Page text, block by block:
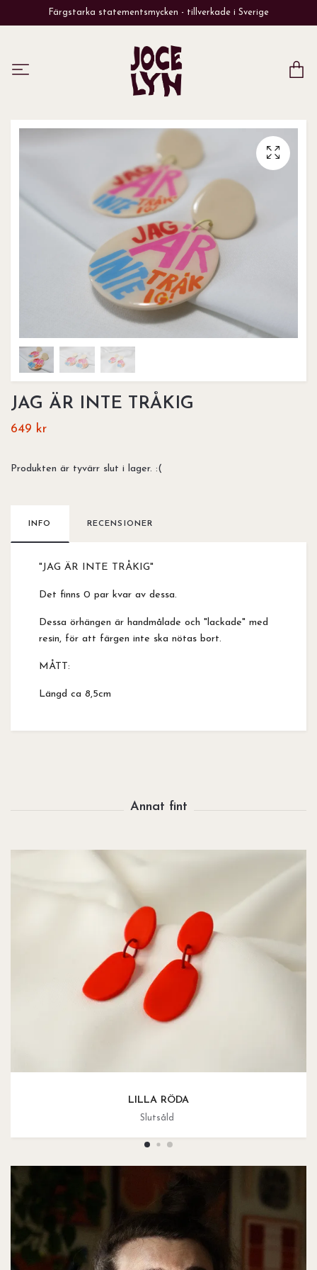
Färgstarka statementsmycken - tillverkade i Sverige
JAG ÄR INTE TRÅKIG
649 kr
Produkten är tyvärr slut i lager. :(
INFO RECENSIONER
"JAG ÄR INTE TRÅKIG"
Det finns 0 par kvar av dessa.
Dessa örhängen är handmålade och "lackade" med
resin, för att färgen inte ska nötas bort.
MÅTT:
Längd ca 8,5cm
LILLA RÖDA
Slutsåld